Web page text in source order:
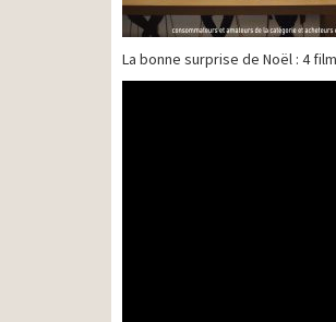
La bonne surprise de Noël : 4